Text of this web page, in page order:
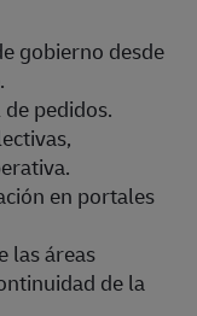
gobierno desde
pedidos.
en portales
las áreas
de la